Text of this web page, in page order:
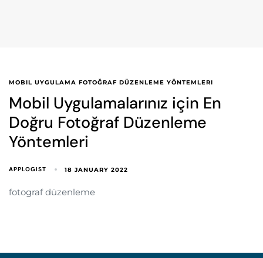
MOBIL UYGULAMA FOTOĞRAF DÜZENLEME YÖNTEMLERI
Mobil Uygulamalarınız için En
Doğru Fotoğraf Düzenleme
Yöntemleri
APPLOGIST 18 JANUARY 2022
fotograf düzenleme